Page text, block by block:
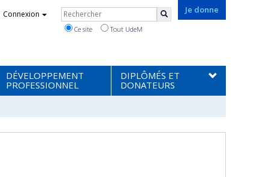
Je donne
Connexion Rechercher
Ce site Tout UdeM
DÉVELOPPEMENT
PROFESSIONNEL
DIPLÔMÉS ET
DONATEURS